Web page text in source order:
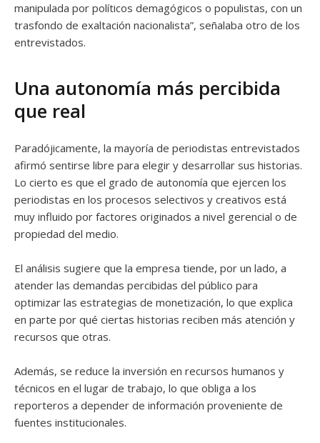
manipulada por políticos demagógicos o populistas, con un
trasfondo de exaltación nacionalista”, señalaba otro de los
entrevistados.
Una autonomía más percibida
que real
Paradójicamente, la mayoría de periodistas entrevistados
afirmó sentirse libre para elegir y desarrollar sus historias.
Lo cierto es que el grado de autonomía que ejercen los
periodistas en los procesos selectivos y creativos está
muy influido por factores originados a nivel gerencial o de
propiedad del medio.
El análisis sugiere que la empresa tiende, por un lado, a
atender las demandas percibidas del público para
optimizar las estrategias de monetización, lo que explica
en parte por qué ciertas historias reciben más atención y
recursos que otras.
Además, se reduce la inversión en recursos humanos y
técnicos en el lugar de trabajo, lo que obliga a los
reporteros a depender de información proveniente de
fuentes institucionales.